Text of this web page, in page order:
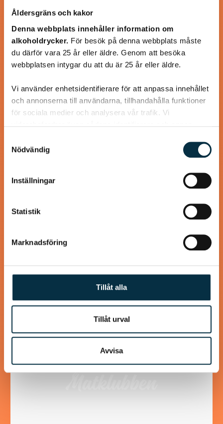
Åldersgräns och kakor
Denna webbplats innehåller information om
alkoholdrycker. För besök på denna webbplats måste
du därför vara 25 år eller äldre. Genom att besöka
webbplatsen intygar du att du är 25 år eller äldre.
Vi använder enhetsidentifierare för att anpassa innehållet
och annonserna till användarna, tillhandahålla funktioner
för sociala medier och analysera vår trafik. Vi
annons- och analysföretag som vi samarbetar med.
Dessa kan i sin tur kombinera informationen med annan
information som du har tillhandahållit eller som de har
samlat in när du har använt deras tjänster.
Nödvändig
Inställningar
Statistik
Marknadsföring
Tillåt alla
Tillåt urval
Avvisa
turkisk yoghurt, så blir rätten helt laktosfri.
kycklingsköttbullar
Lika goda som ”Mammas” köttbullar